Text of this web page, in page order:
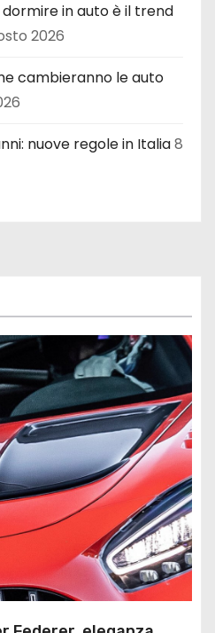
in auto è il trend
2026
cambieranno le auto
nuove regole in Italia8